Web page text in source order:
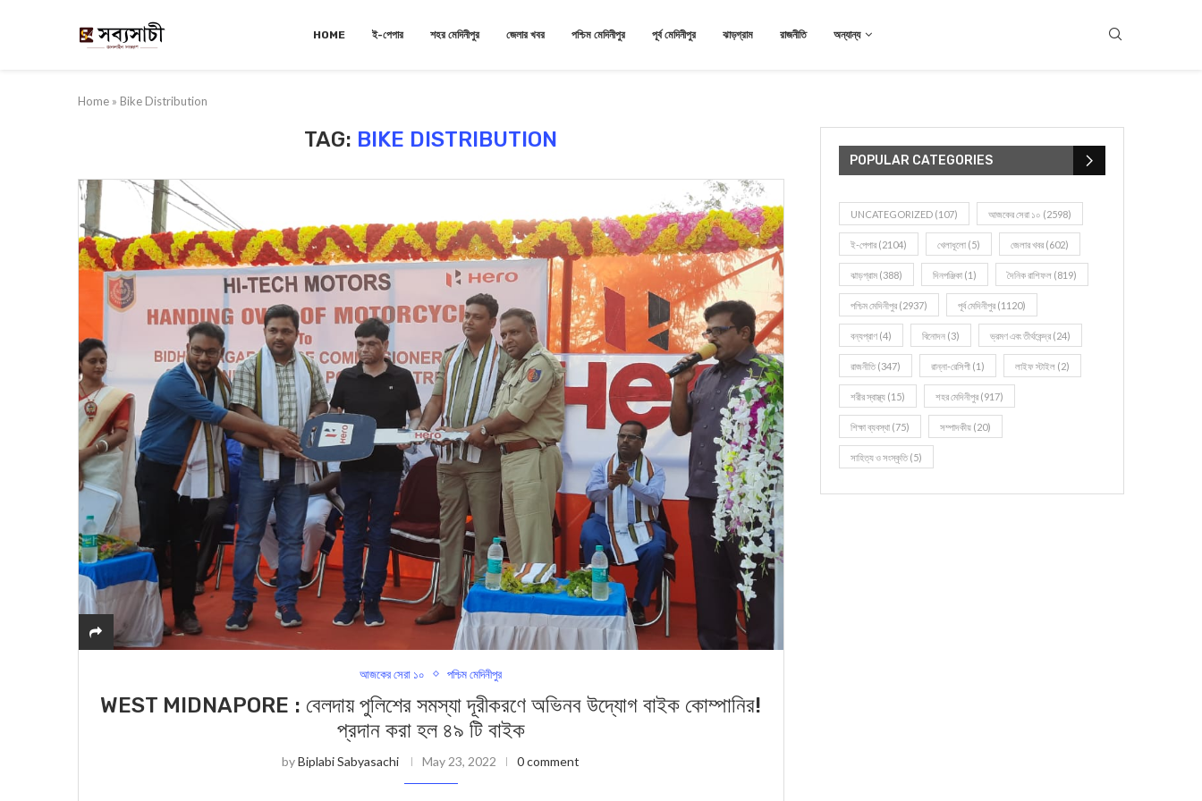
HOME ই-পেপার শহর মেদিনীপুর জেলার খবর পশ্চিম মেদিনীপুর পূর্ব মেদিনীপুর ঝাড়গ্রাম রাজনীতি অন্যান্য
Home » Bike Distribution
TAG: BIKE DISTRIBUTION
আজকের সেরা ১০ পশ্চিম মেদিনীপুর
WEST MIDNAPORE : বেলদায় পুলিশের সমস্যা দূরীকরণে অভিনব উদ্যোগ বাইক কোম্পানির!
প্রদান করা হল ৪৯ টি ব‍াইক
byBiplabi Sabyasachi May 23, 2022 0 comment
POPULAR CATEGORIES
UNCATEGORIZED (107) আজকের সেরা ১০ (2598)
ই-পেপার (2104) খেলাধূলো (5) জেলার খবর (602)
ঝাড়গ্রাম (388) দিনপঞ্জিকা (1) দৈনিক রাশিফল (819)
পশ্চিম মেদিনীপুর (2937) পূর্ব মেদিনীপুর (1120)
বন্যপ্রাণ (4) বিনোদন (3) ভ্রমণ এবং তীর্থকেন্দ্র (24)
রাজনীতি(347) রান্না-রেসিপী (1) লাইফ স্টাইল (2)
শরীর স্বাস্থ্য (15) শহর মেদিনীপুর (917)
শিক্ষা ব্যবস্থা (75) সম্পাদকীয় (20)
সাহিত্য ও সংস্কৃতি(5)